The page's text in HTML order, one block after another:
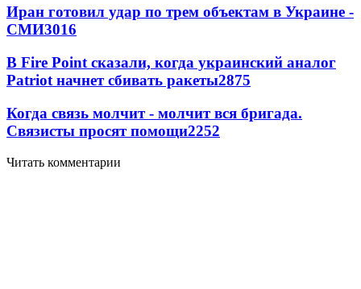
Иран готовил удар по трем объектам в Украине -
СМИ3016
В Fire Point сказали, когда украинский аналог
Patriot начнет сбивать ракеты2875
Когда связь молчит - молчит вся бригада.
Связисты просят помощи2252
Читать комментарии